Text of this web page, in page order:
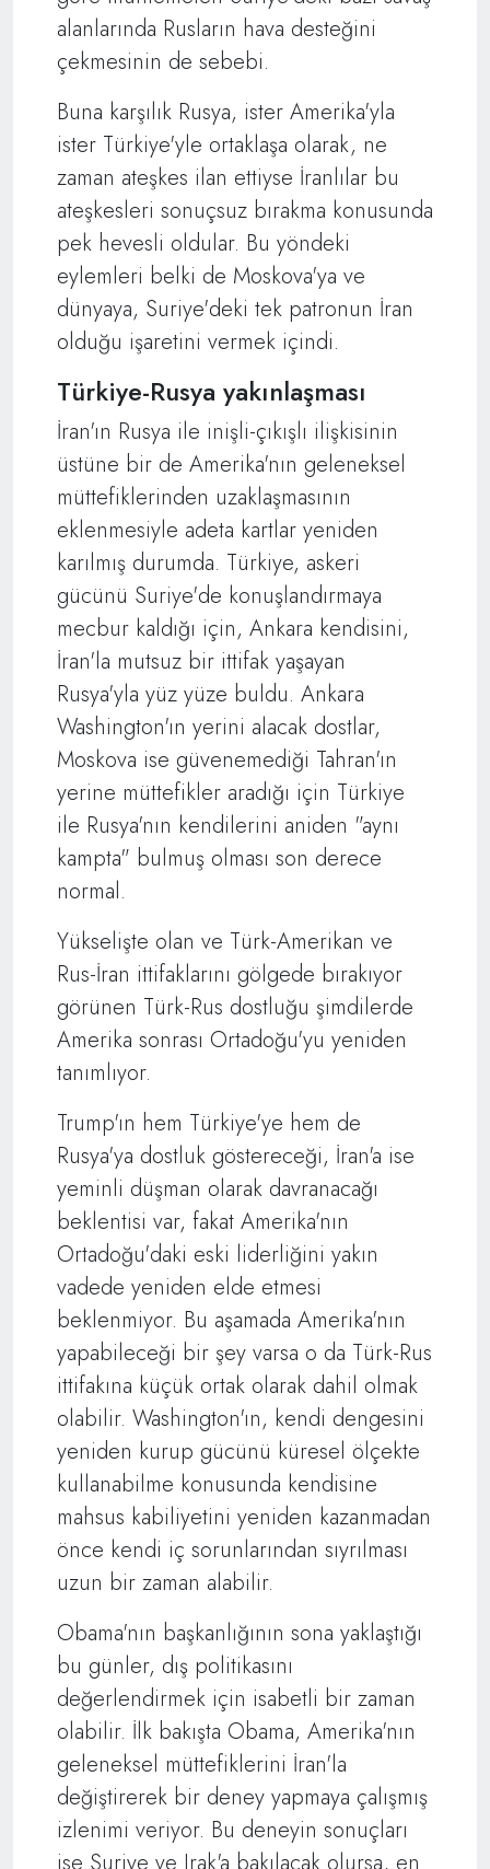
alanlarında Rusların hava desteğini
çekmesinin de sebebi.
Buna karşılık Rusya, ister Amerika'yla
ister Türkiye'yle ortaklaşa olarak, ne
zaman ateşkes ilan ettiyse İranlılar bu
ateşkesleri sonuçsuz bırakma konusunda
pek hevesli oldular. Bu yöndeki
eylemleri belki de Moskova'ya ve
dünyaya, Suriye'deki tek patronun İran
olduğu işaretini vermek içindi.
Türkiye-Rusya yakınlaşması
İran'ın Rusya ile inişli-çıkışlı ilişkisinin
üstüne bir de Amerika'nın geleneksel
müttefiklerinden uzaklaşmasının
eklenmesiyle adeta kartlar yeniden
karılmış durumda. Türkiye, askeri
gücünü Suriye'de konuşlandırmaya
mecbur kaldığı için, Ankara kendisini,
İran'la mutsuz bir ittifak yaşayan
Rusya'yla yüz yüze buldu. Ankara
Washington'ın yerini alacak dostlar,
Moskova ise güvenemediği Tahran'ın
yerine müttefikler aradığı için Türkiye
ile Rusya'nın kendilerini aniden "aynı
kampta" bulmuş olması son derece
normal.
Yükselişte olan ve Türk-Amerikan ve
Rus-İran ittifaklarını gölgede bırakıyor
görünen Türk-Rus dostluğu şimdilerde
Amerika sonrası Ortadoğu'yu yeniden
tanımlıyor.
Trump'ın hem Türkiye'ye hem de
Rusya'ya dostluk göstereceği, İran'a ise
yeminli düşman olarak davranacağı
beklentisi var, fakat Amerika'nın
Ortadoğu'daki eski liderliğini yakın
vadede yeniden elde etmesi
beklenmiyor. Bu aşamada Amerika'nın
yapabileceği bir şey varsa o da Türk-Rus
ittifakına küçük ortak olarak dahil olmak
olabilir. Washington'ın, kendi dengesini
yeniden kurup gücünü küresel ölçekte
kullanabilme konusunda kendisine
mahsus kabiliyetini yeniden kazanmadan
önce kendi iç sorunlarından sıyrılması
uzun bir zaman alabilir.
Obama'nın başkanlığının sona yaklaştığı
bu günler, dış politikasını
değerlendirmek için isabetli bir zaman
olabilir. İlk bakışta Obama, Amerika'nın
geleneksel müttefiklerini İran'la
değiştirerek bir deney yapmaya çalışmış
izlenimi veriyor. Bu deneyin sonuçları